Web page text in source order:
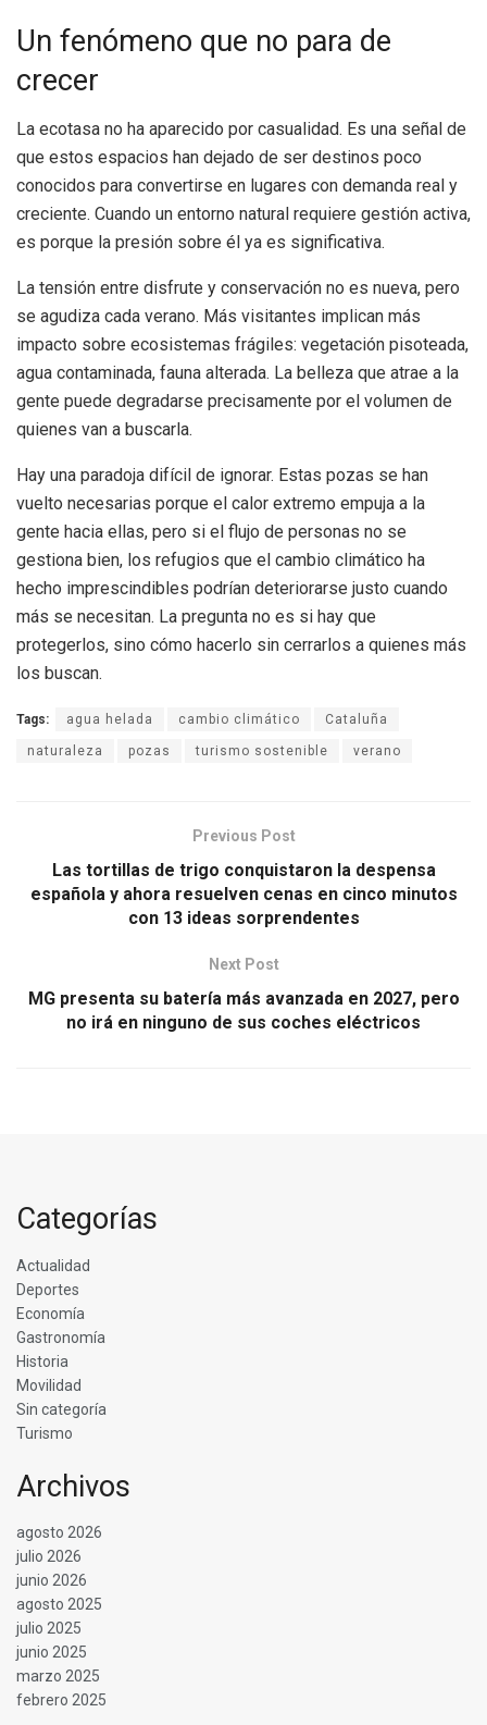
Un fenómeno que no para de
crecer
La ecotasa no ha aparecido por casualidad. Es una señal de
que estos espacios han dejado de ser destinos poco
conocidos para convertirse en lugares con demanda real y
creciente. Cuando un entorno natural requiere gestión activa,
es porque la presión sobre él ya es significativa.
La tensión entre disfrute y conservación no es nueva, pero
se agudiza cada verano. Más visitantes implican más
impacto sobre ecosistemas frágiles: vegetación pisoteada,
agua contaminada, fauna alterada. La belleza que atrae a la
gente puede degradarse precisamente por el volumen de
quienes van a buscarla.
Hay una paradoja difícil de ignorar. Estas pozas se han
vuelto necesarias porque el calor extremo empuja a la
gente hacia ellas, pero si el flujo de personas no se
gestiona bien, los refugios que el cambio climático ha
hecho imprescindibles podrían deteriorarse justo cuando
más se necesitan. La pregunta no es si hay que
protegerlos, sino cómo hacerlo sin cerrarlos a quienes más
los buscan.
Tags: agua helada cambio climático Cataluña
naturaleza pozas turismo sostenible verano
Previous Post
Las tortillas de trigo conquistaron la despensa
española y ahora resuelven cenas en cinco minutos
con 13 ideas sorprendentes
Next Post
MG presenta su batería más avanzada en 2027, pero
no irá en ninguno de sus coches eléctricos
Categorías
Actualidad
Deportes
Economía
Gastronomía
Historia
Movilidad
Sin categoría
Turismo
Archivos
agosto 2026
julio 2026
junio 2026
agosto 2025
julio 2025
junio 2025
marzo 2025
febrero 2025